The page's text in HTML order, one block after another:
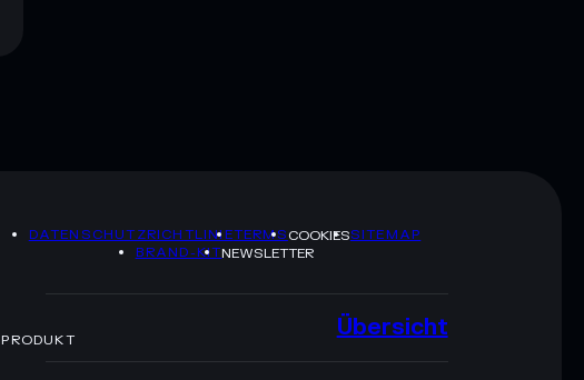
DATENSCHUTZRICHTLINIETERMSCOOKIESSITEMAP
BRAND-KITNEWSLETTER
PRODUKT Übersicht